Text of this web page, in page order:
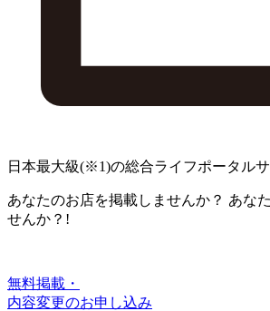
日本最大級(※1)の総合ライフポータルサ
あなたのお店を掲載しませんか？ あな
せんか？!
無料掲載・
内容変更のお申し込み